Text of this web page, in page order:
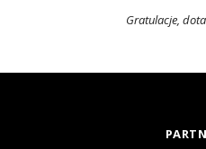
Gratulacje,